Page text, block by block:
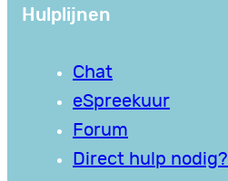
Hulplijnen
Chat
eSpreekuur
Forum
Direct hulp nodig?